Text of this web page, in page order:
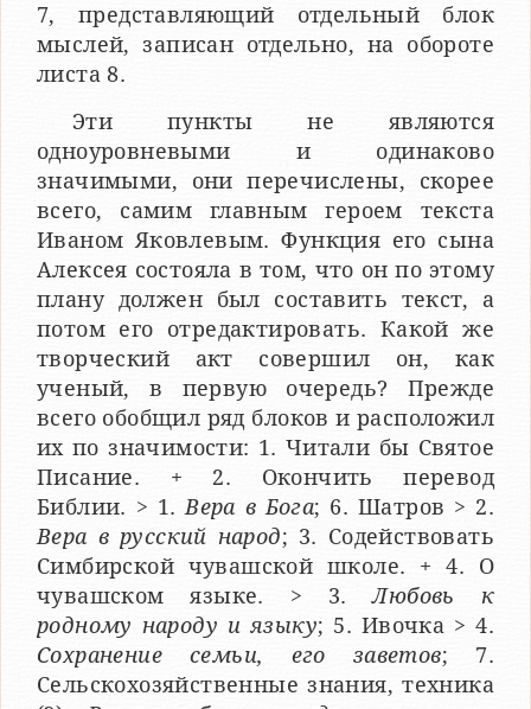
7, представляющий отдельный блок
мыслей, записан отдельно, на обороте
листа 8.
Эти пункты не являются
одноуровневыми и одинаково
значимыми, они перечислены, скорее
всего, самим главным героем текста
Иваном Яковлевым. Функция его сына
Алексея состояла в том, что он по этому
плану должен был составить текст, а
потом его отредактировать. Какой же
творческий акт совершил он, как
ученый, в первую очередь? Прежде
всего обобщил ряд блоков и расположил
их по значимости: 1. Читали бы Святое
Писание. + 2. Окончить перевод
Библии. > 1. Вера в Бога; 6. Шатров > 2.
Вера в русский народ; 3. Содействовать
Симбирской чувашской школе. + 4. О
чувашском языке. > 3.Любовь к
родному народу и языку; 5. Ивочка > 4.
Сохранение семьи, его заветов; 7.
Сельскохозяйственные знания, техника